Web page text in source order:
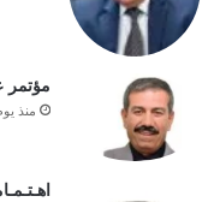
منذ